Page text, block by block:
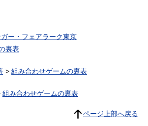
ー・フェアラーク東京
裏表
組み合わせゲームの裏表
組み合わせゲームの裏表
ページ上部へ戻る